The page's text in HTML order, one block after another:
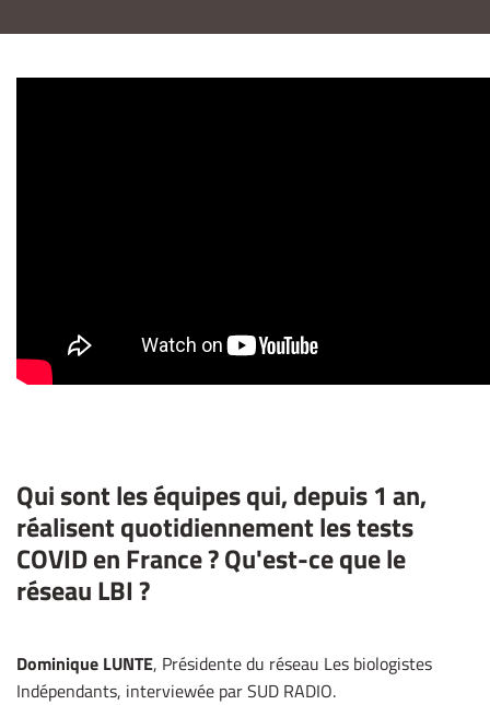
Qui sont les équipes qui, depuis 1 an,
réalisent quotidiennement les tests
COVID en France ? Qu'est-ce que le
réseau LBI ?
Dominique LUNTE, Présidente du réseau Les biologistes
Indépendants, interviewée par SUD RADIO.